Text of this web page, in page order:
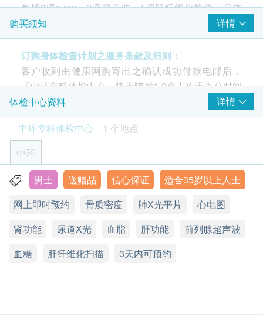
心脏检查 重点项目
肺功能 重点项目
肺部X光
泌尿情况 重点项目
泌尿系统 X光检查
影像诊断检查
肝纤维化扫描
3 基本项目
脾脏)
5% off
HK$2,950.0 HK$3,100
大便常规
5% off
HK$590.0
甲状腺超声波
5% off
HK$
肝炎伸延检查
体
5% off
950.0
包括3项x-ray、2项超声波、1项肝纤维化检查、身体
体质指标、红血球型态、心脏检查、血管健康评估、
血液检查、血脂、血糖、肝功能、肾功能、泌尿情
况、痛风、骨质密度。
定期检查身体，除了能增强个人健康意识、令长期病
病情及早发现、得以控制外；更能够从中及早发现疾
病先兆，大大减低因治疗延误而引致的问题，如庞大
的医疗开支及风险等。
肝纤维化扫描
全面
非入侵
无辐射
安全
购买须知 详情
订购身体检查计划之服务条款及细则：
客户收到由健康网购寄出之确认成功付款电邮后，
「中环专科体检中心」将于随后1-2个工作天办公时间
内，致电客户预约身体检查的时间及地点。客户亦可
致电查询或在订单确认后一个工作天致电该中心预约
(电话/ Whatsapp：+852 5543 0000)。
年龄
身体检查计划只适用于18岁或以上之人士。
有效期
本身体检查计划有效期为6个月，客户必须于6个月内
(由确认付款日期起计)接受有关检查，逾期作废。
体检中心资料
详情
中环专科体检中心
1 个地点
中环
香港中环皇后大道中99号中环中心42楼4203室
星期一至五︰9:00a.m. – 6:00p.m.
星期日及公众假期︰休息
男士 送赠品 信心保证
适合35岁以上人士
网上即时预约
骨质密度 肺X光平片
心电图
肾功能
尿道X光 血脂 肝功能
前列腺超声波
血糖
肝纤维化扫描 3天内可预约